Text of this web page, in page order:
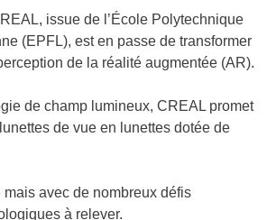
issue de l’École Polytechnique
(EPFL), est en passe de transformer
de la réalité augmentée (AR).
de champ lumineux, CREAL promet
de vue en lunettes dotée de
avec de nombreux défis
à relever.